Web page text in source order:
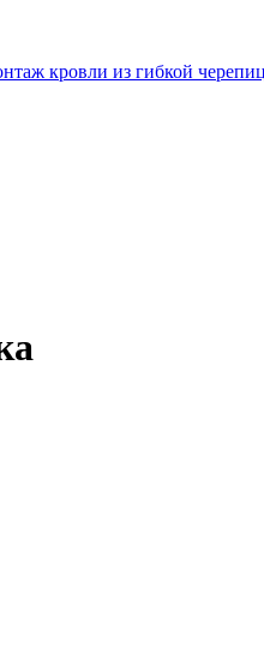
кровли из гибкой